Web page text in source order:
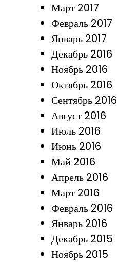
Март 2017
Февраль 2017
Январь 2017
Декабрь 2016
Ноябрь 2016
Октябрь 2016
Сентябрь 2016
Август 2016
Июль 2016
Июнь 2016
Май 2016
Апрель 2016
Март 2016
Февраль 2016
Январь 2016
Декабрь 2015
Ноябрь 2015